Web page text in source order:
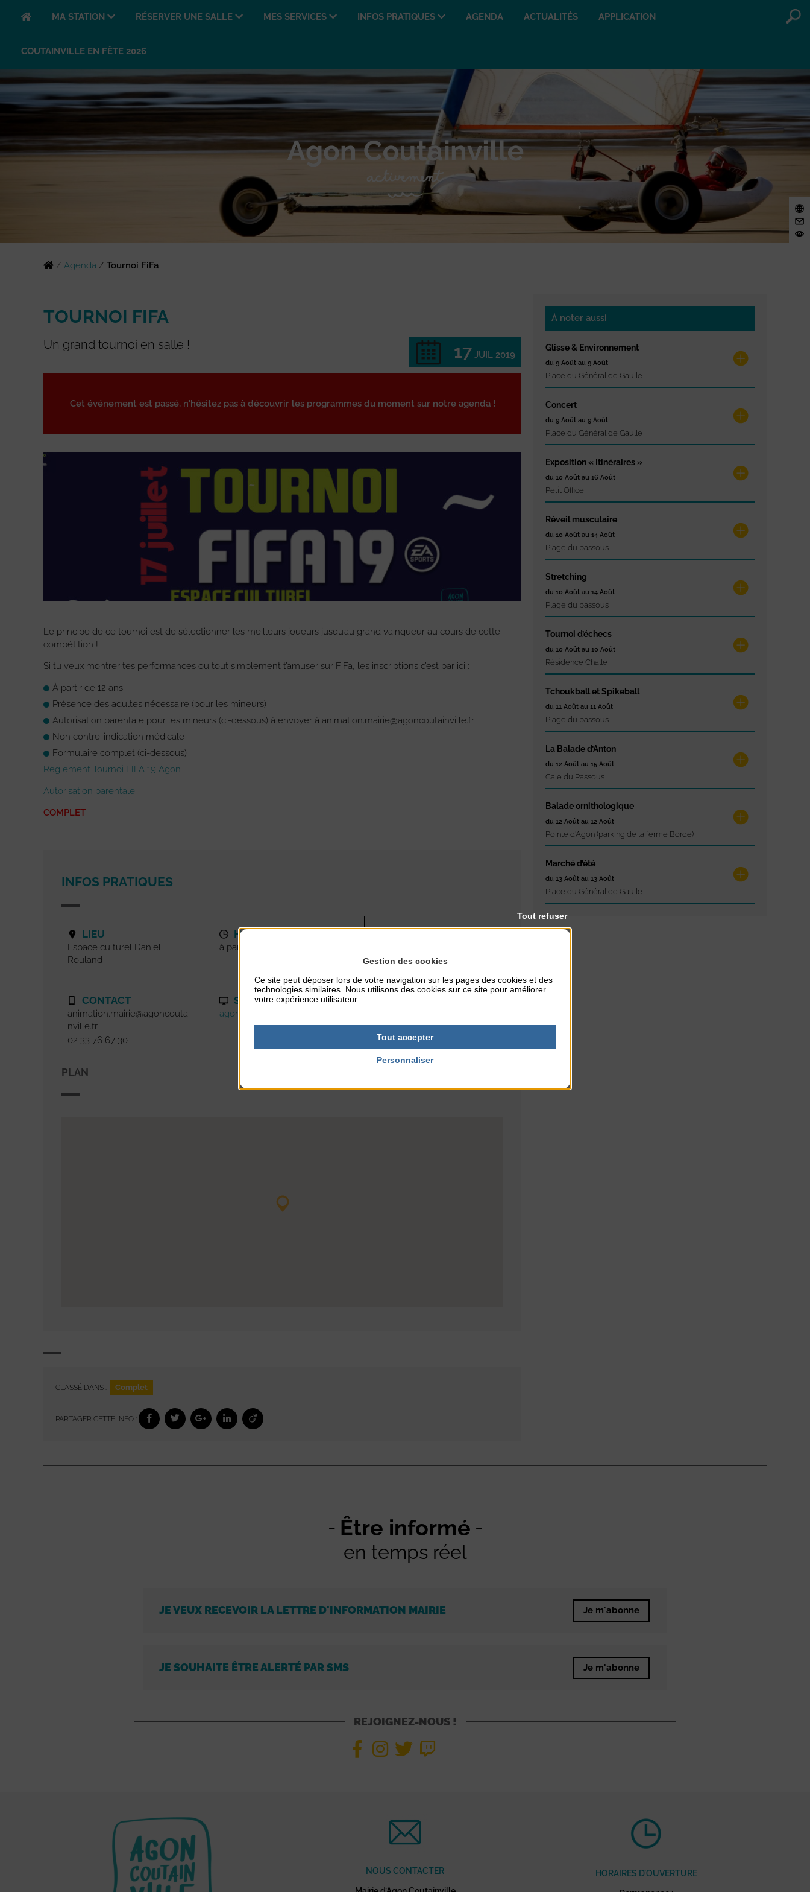
MA STATION RÉSERVER UNE SALLE MES SERVICES INFOS PRATIQUES AGENDA ACTUALITÉS APPLICATION
COUTAINVILLE EN FÊTE 2026
/ Agenda / Tournoi FiFa
TOURNOI FIFA
Un grand tournoi en salle ! 17 JUIL 2019
Cet événement est passé, n'hésitez pas à découvrir les programmes du moment sur notre agenda !
Le principe de ce tournoi est de sélectionner les meilleurs joueurs jusqu’au grand vainqueur au cours de cette
compétition !
Si tu veux montrer tes performances ou tout simplement t’amuser sur FiFa, les inscriptions c’est par ici :
À partir de 12 ans.
Présence des adultes nécessaire (pour les mineurs)
Autorisation parentale pour les mineurs (ci-dessous) à envoyer à animation.mairie@agoncoutainville.fr
Non contre-indication médicale
Formulaire complet (ci-dessous)
Règlement Tournoi FIFA 19 Agon
Autorisation parentale
COMPLET
INFOS PRATIQUES
LIEU
Espace culturel Daniel
Rouland
CONTACT
animation.mairie@agoncoutai
nville.fr
02 33 76 67 30
HORAIRES
à partir de 16h
SITE INTERNET
agoncoutainville.fr
PLAN
CLASSÉ DANS : Complet
PARTAGER CETTE INFO :
À noter aussi
Glisse & Environnement
du 9 Août au 9 Août
Place du Général de Gaulle
Concert
du 9 Août au 9 Août
Place du Général de Gaulle
Exposition « Itinéraires »
du 10 Août au 16 Août
Petit Office
Réveil musculaire
du 10 Août au 14 Août
Plage du passous
Stretching
du 10 Août au 14 Août
Plage du passous
Tournoi d’échecs
du 10 Août au 10 Août
Résidence Challe
Tchoukball et Spikeball
du 11 Août au 11 Août
Plage du passous
La Balade d’Anton
du 12 Août au 15 Août
Cale du Passous
Balade ornithologique
du 12 Août au 12 Août
Pointe d'Agon (parking de la ferme Borde)
Marché d’été
du 13 Août au 13 Août
Place du Général de Gaulle
Être informé
en temps réel
JE VEUX RECEVOIR LA LETTRE D'INFORMATION MAIRIE Je m'abonne
JE SOUHAITE ÊTRE ALERTÉ PAR SMS Je m'abonne
REJOIGNEZ-NOUS !
NOUS CONTACTER HORAIRES D’OUVERTURE
Gestion des cookies
Ce site peut déposer lors de votre navigation sur les pages des cookies et des
technologies similaires. Nous utilisons des cookies sur ce site pour améliorer
votre expérience utilisateur.
Tout accepter
Tout refuser
Personnaliser